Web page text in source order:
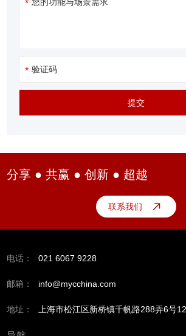
分享 ● 共赢 ● 创新 ● 超越
联系我们
电话： 021 6067 9228
邮箱： info@mycchina.com
地址： 上海市松江区新桥镇千帆路288弄6号